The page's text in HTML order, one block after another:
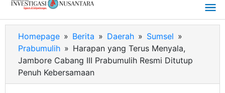
Homepage » Berita » Daerah » Sumsel »
Prabumulih » Harapan yang Terus Menyala,
Jambore Cabang III Prabumulih Resmi Ditutup
Penuh Kebersamaan